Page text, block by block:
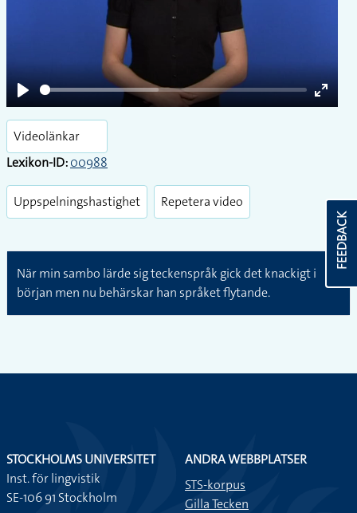
Play
Enter
Videolänkar
Lexikon-ID:00988
Uppspelningshastighet Repetera video
När min sambo lärde sig teckenspråk gick det knackigt i
början men nu behärskar han språket flytande.
FEEDBACK
STOCKHOLMS UNIVERSITET
Inst. för lingvistik
SE-106 91 Stockholm
ANDRA WEBBPLATSER
STS-korpus
Gilla Tecken